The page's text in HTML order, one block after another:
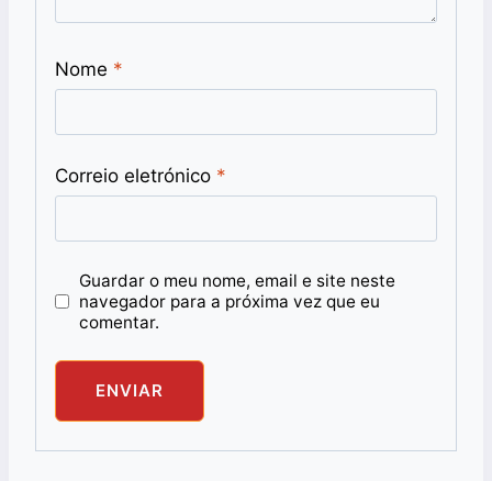
Nome *
Correio eletrónico *
Guardar o meu nome, email e site neste
navegador para a próxima vez que eu
comentar.